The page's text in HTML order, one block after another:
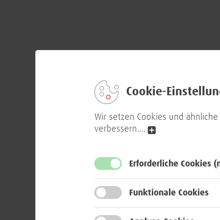
Cookie-
Wir setzen Cookies und
verbessern.…
Erforderliche Cookies
Funktionale Cookies